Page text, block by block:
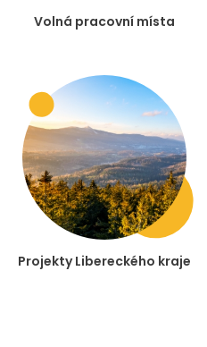
Volná pracovní místa
Projekty Libereckého kraje